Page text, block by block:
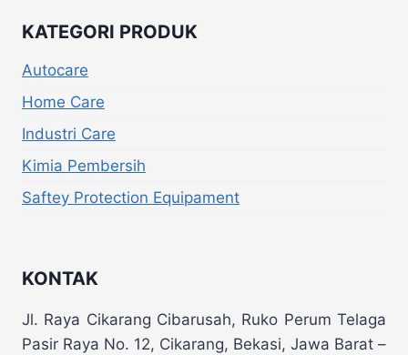
KATEGORI PRODUK
Autocare
Home Care
Industri Care
Kimia Pembersih
Saftey Protection Equipament
KONTAK
Jl. Raya Cikarang Cibarusah, Ruko Perum Telaga
Pasir Raya No. 12, Cikarang, Bekasi, Jawa Barat –